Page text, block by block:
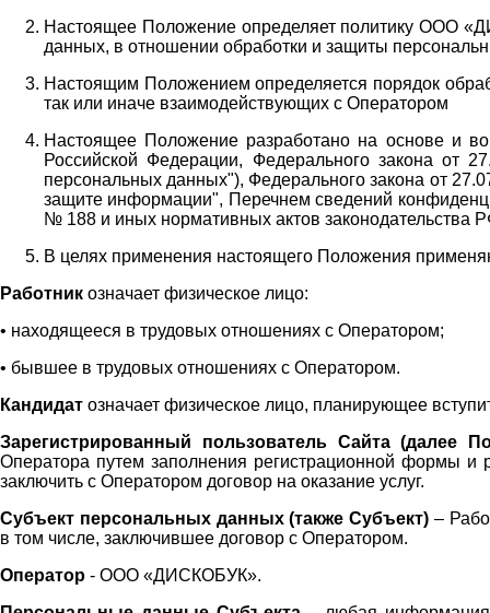
Настоящее Положение определяет политику ООО
данных, в отношении обработки и защиты
Настоящим Положением определяется порядок
так или иначе взаимодействующих с Оператором
Настоящее Положение разработано на основе и во
Российской Федерации, Федерального закона
персональных данных"), Федерального закона от
защите информации", Перечнем сведений
№ 188 и иных нормативных актов законодательства
В целях применения настоящего Положения
Работник означает физическое лицо:
• находящееся в трудовых отношениях с Оператором;
• бывшее в трудовых отношениях с Оператором.
Кандидат означает физическое лицо, планирующее
Зарегистрированный пользователь Сайта (далее
Оператора путем заполнения регистрационной формы и
заключить с Оператором договор на оказание услуг.
Субъект персональных данных (также Субъект) –
в том числе, заключившее договор с Оператором.
Оператор - ООО «ДИСКОБУК».